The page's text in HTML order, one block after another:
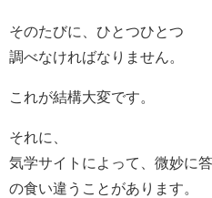
そのたびに、ひとつひとつ
調べなければなりません。
これが結構大変です。
それに、
気学サイトによって、微妙に答
の食い違うことがあります。